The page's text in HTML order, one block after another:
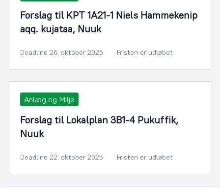
Forslag til KPT 1A21-1 Niels Hammekenip
aqq. kujataa, Nuuk
Deadline 26. oktober 2025 Fristen er udløbet
Anlæg og Miljø
Forslag til Lokalplan 3B1-4 Pukuffik,
Nuuk
Deadline 22. oktober 2025 Fristen er udløbet